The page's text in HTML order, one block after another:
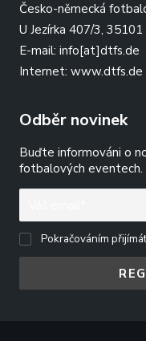
Česko-německá
U Jezírka 407/3,
E-mail: info[at]dtfs.de
Internet: www.dtfs.de
Odběr novinek
Buďte informováni o
fotbalových eventech.
Pokračováním